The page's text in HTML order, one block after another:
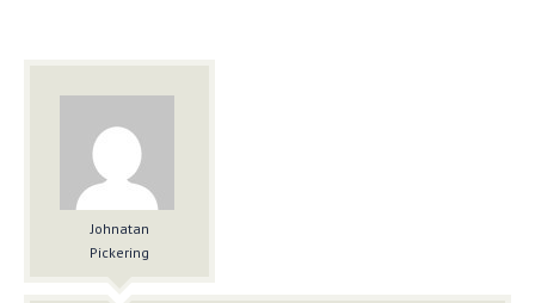
Johnatan
Pickering